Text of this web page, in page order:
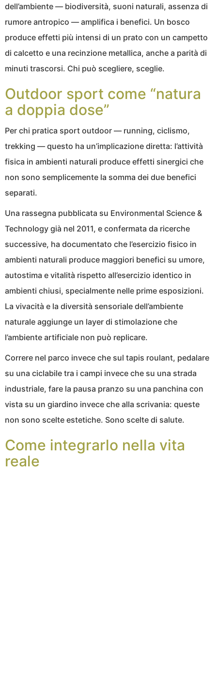
dell’ambiente — biodiversità, suoni naturali, assenza di
rumore antropico — amplifica i benefici. Un bosco
produce effetti più intensi di un prato con un campetto
di calcetto e una recinzione metallica, anche a parità di
minuti trascorsi. Chi può scegliere, sceglie.
Outdoor sport come “natura
a doppia dose”
Per chi pratica sport outdoor — running, ciclismo,
trekking — questo ha un’implicazione diretta: l’attività
fisica in ambienti naturali produce effetti sinergici che
non sono semplicemente la somma dei due benefici
separati.
Una rassegna pubblicata su Environmental Science &
Technology già nel 2011, e confermata da ricerche
successive, ha documentato che l’esercizio fisico in
ambienti naturali produce maggiori benefici su umore,
autostima e vitalità rispetto all’esercizio identico in
ambienti chiusi, specialmente nelle prime esposizioni.
La vivacità e la diversità sensoriale dell’ambiente
naturale aggiunge un layer di stimolazione che
l’ambiente artificiale non può replicare.
Correre nel parco invece che sul tapis roulant, pedalare
su una ciclabile tra i campi invece che su una strada
industriale, fare la pausa pranzo su una panchina con
vista su un giardino invece che alla scrivania: queste
non sono scelte estetiche. Sono scelte di salute.
Come integrarlo nella vita
reale